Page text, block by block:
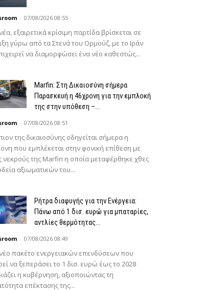
- 07/08/2026 08:55
εξαιρετικά κρίσιμη παρτίδα βρίσκεται σε
γύρω από τα Στενά του Ορμούζ, με το Ιράν
να διαμορφώσει ένα νέο καθεστώς...
Marfin: Στη Δικαιοσύνη σήμερα
Παρασκευή η 46χρονη για την εμπλοκή
της στην υπόθεση –...
- 07/08/2026 08:51
της δικαιοσύνης οδηγείται σήμερα η
που εμπλέκεται στην φονική επίθεση με
νεκρούς της Marfin η οποία μεταφέρθηκε χθες
αξιωματικών του...
Ρήτρα διαφυγής για την Ενέργεια:
Πάνω από 1 δισ. ευρώ για μπαταρίες,
αντλίες θερμότητας...
- 07/08/2026 08:49
πακέτο ενεργειακών επενδύσεων που
να ξεπεράσει το 1 δισ. ευρώ έως το 2028
η κυβέρνηση, αξιοποιώντας τη
επέκτασης της...